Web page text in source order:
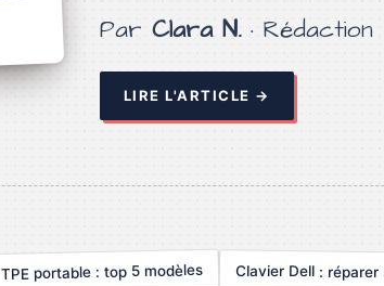
Par Clara N.· Rédaction
LIRE L'ARTICLE →
TPE portable : top 5 modèles Clavier Dell :